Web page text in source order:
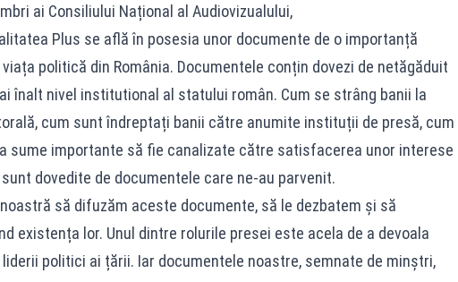
ai Consiliului Național al Audiovizualului,
Plus se află în posesia unor documente de o importanță
politică din România. Documentele conțin dovezi de netăgăduit
înalt nivel institutional al statului român. Cum se strâng banii la
cum sunt îndreptați banii către anumite instituții de presă, cum
sume importante să fie canalizate către satisfacerea unor interese
dovedite de documentele care ne-au parvenit.
să difuzăm aceste documente, să le dezbatem și să
existența lor. Unul dintre rolurile presei este acela de a devoala
politici ai țării. Iar documentele noastre, semnate de minștri,